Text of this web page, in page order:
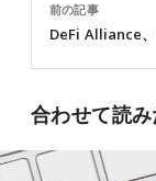
前の記事
DeFi Alliance
合わせて読